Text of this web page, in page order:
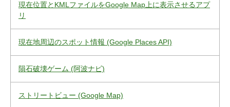
現在位置とKMLファイルをGoogle Map上に表示させるアプ
リ
現在地周辺のスポット情報 (Google Places API)
隕石破壊ゲーム (阿波ナビ)
ストリートビュー (Google Map)